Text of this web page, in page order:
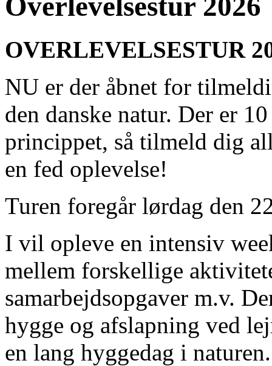
OVERLEVELSESTUR
NU er der åbnet for
den danske natur. Der er
princippet, så tilmeld dig
en fed oplevelse!
Turen foregår lørdag den
I vil opleve en intensiv
mellem forskellige
samarbejdsopgaver m.v.
hygge og afslapning ved
en lang hyggedag i naturen.